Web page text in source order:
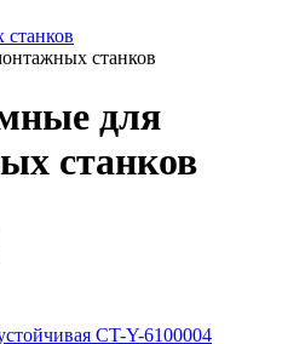
станков
для
станков